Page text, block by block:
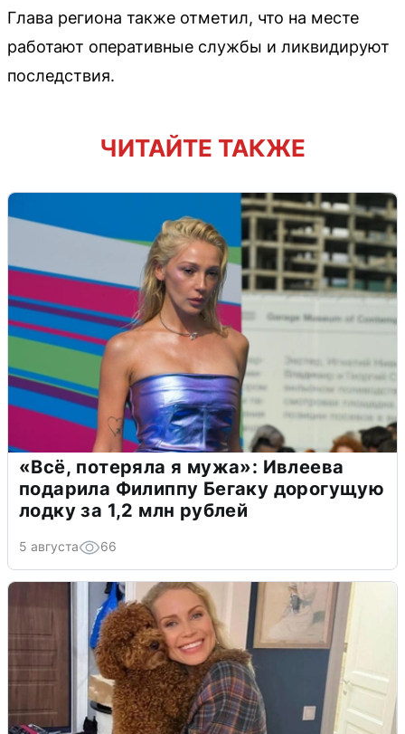
Глава региона также отметил, что на месте
работают оперативные службы и ликвидируют
последствия.
ЧИТАЙТЕ ТАКЖЕ
«Всё, потеряла я мужа»: Ивлеева
подарила Филиппу Бегаку дорогущую
лодку за 1,2 млн рублей
5 августа 66